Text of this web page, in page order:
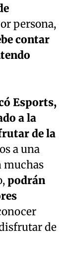
persona,
contar
Esports,
a la
de la
a una
muchas
podrán
de